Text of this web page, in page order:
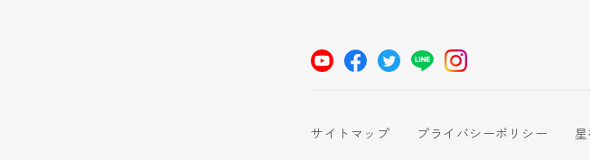
サイトマップ プライバシーポリシー